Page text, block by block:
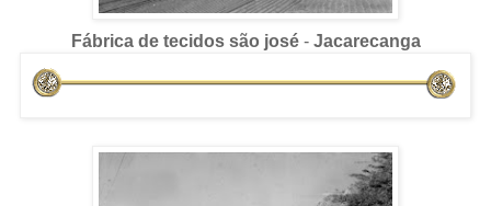
Fábrica de tecidos são josé- Jacarecanga